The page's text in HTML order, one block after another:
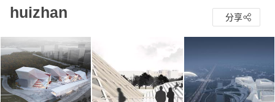
huizhan 分享